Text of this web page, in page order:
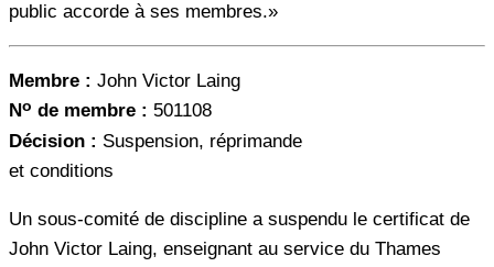
public accorde à ses membres.»
Membre : John Victor Laing
No de membre : 501108
Décision : Suspension, réprimande
et conditions
Un sous-comité de discipline a suspendu le certificat de
John Victor Laing, enseignant au service du Thames